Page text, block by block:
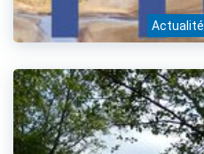
Actualité